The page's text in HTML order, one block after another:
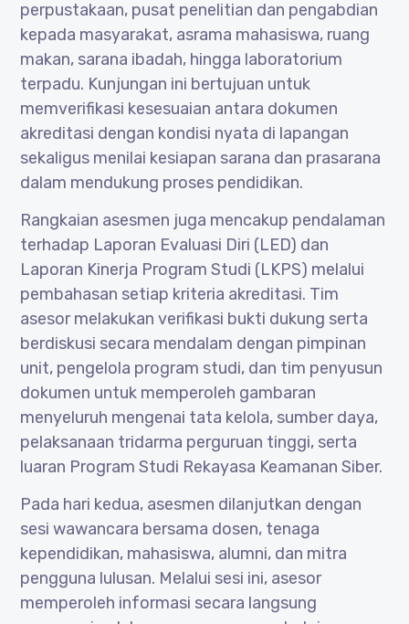
perpustakaan, pusat penelitian dan pengabdian
kepada masyarakat, asrama mahasiswa, ruang
makan, sarana ibadah, hingga laboratorium
terpadu. Kunjungan ini bertujuan untuk
memverifikasi kesesuaian antara dokumen
akreditasi dengan kondisi nyata di lapangan
sekaligus menilai kesiapan sarana dan prasarana
dalam mendukung proses pendidikan.
Rangkaian asesmen juga mencakup pendalaman
terhadap Laporan Evaluasi Diri (LED) dan
Laporan Kinerja Program Studi (LKPS) melalui
pembahasan setiap kriteria akreditasi. Tim
asesor melakukan verifikasi bukti dukung serta
berdiskusi secara mendalam dengan pimpinan
unit, pengelola program studi, dan tim penyusun
dokumen untuk memperoleh gambaran
menyeluruh mengenai tata kelola, sumber daya,
pelaksanaan tridarma perguruan tinggi, serta
luaran Program Studi Rekayasa Keamanan Siber.
Pada hari kedua, asesmen dilanjutkan dengan
sesi wawancara bersama dosen, tenaga
kependidikan, mahasiswa, alumni, dan mitra
pengguna lulusan. Melalui sesi ini, asesor
memperoleh informasi secara langsung